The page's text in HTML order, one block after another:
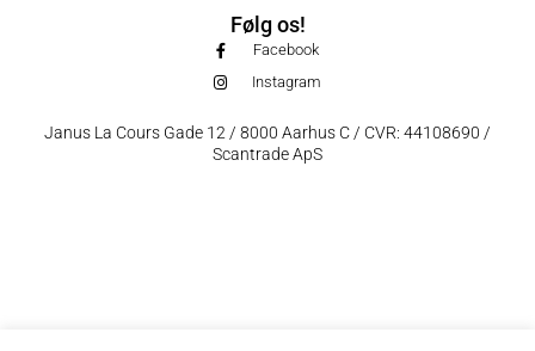
Følg os!
Facebook
Instagram
Janus La Cours Gade 12 / 8000 Aarhus C / CVR: 44108690 /
Scantrade ApS